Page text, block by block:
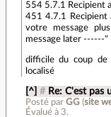
554 5.7.1 Recipient
451 4.7.1 Recipient
votre message
message later ------"
difficile du coup de
localisé
[^] # Re: C'est pas
Posté parGG (site
Évalué à 3.